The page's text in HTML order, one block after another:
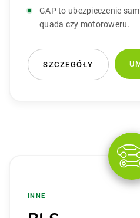
GAP to ubezpieczenie
quada czy motoroweru.
SZCZEGÓŁY
INNE